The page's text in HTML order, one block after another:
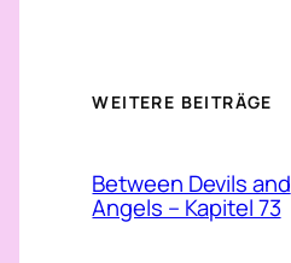
WEITERE BEITRÄGE
Between Devils and
Angels – Kapitel 73